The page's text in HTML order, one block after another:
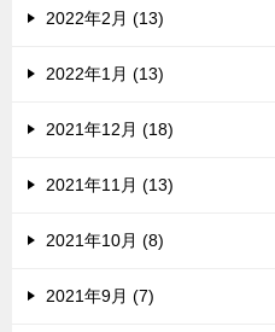
2022年2月 (13)
2022年1月 (13)
2021年12月 (18)
2021年11月 (13)
2021年10月 (8)
2021年9月 (7)